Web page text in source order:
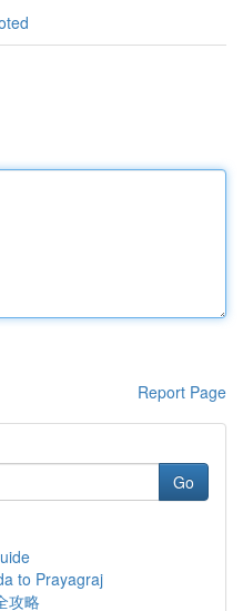
Report Page
Go
to Prayagraj
攻略